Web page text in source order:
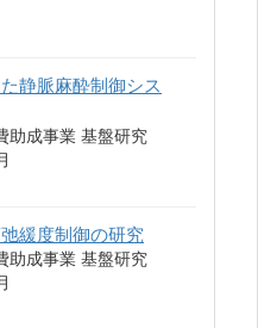
静脈麻酔制御シス
助成事業 基盤研究
緩度制御の研究
助成事業 基盤研究